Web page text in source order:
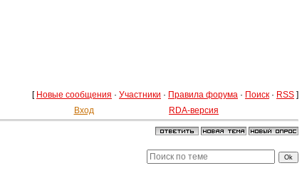
[ Новые сообщения · Участники · Правила форума · Поиск · RSS ]
Вход RDA-версия